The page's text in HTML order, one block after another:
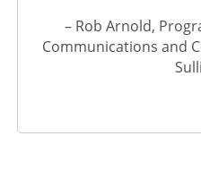
– Rob Arnold,
Communications and